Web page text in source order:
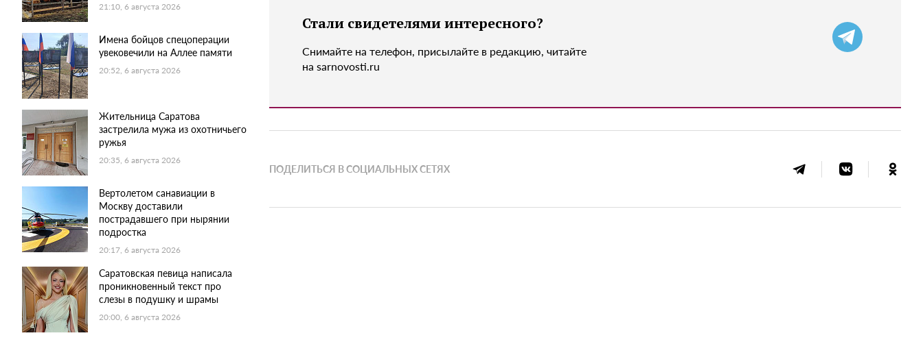
21:10, 6 августа 2026
Имена бойцов спецоперации
увековечили на Аллее памяти
20:52, 6 августа 2026
Жительница Саратова
застрелила мужа из охотничьего
ружья
20:35, 6 августа 2026
Вертолетом санавиации в
Москву доставили
пострадавшего при нырянии
подростка
20:17, 6 августа 2026
Саратовская певица написала
проникновенный текст про
слезы в подушку и шрамы
20:00, 6 августа 2026
Стали свидетелями интересного?
Снимайте на телефон, присылайте в редакцию, читайте
на sarnovosti.ru
ПОДЕЛИТЬСЯ В СОЦИАЛЬНЫХ СЕТЯХ